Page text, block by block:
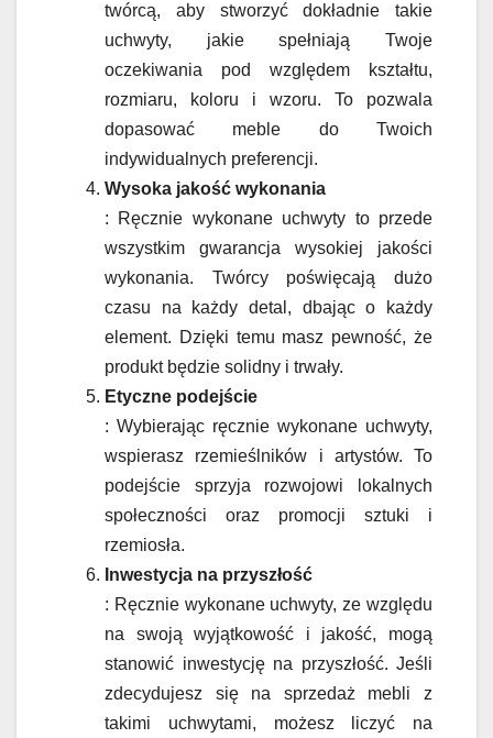
twórcą, aby stworzyć dokładnie takie
uchwyty, jakie spełniają Twoje
oczekiwania pod względem kształtu,
rozmiaru, koloru i wzoru. To pozwala
dopasować meble do Twoich
indywidualnych preferencji.
Wysoka jakość wykonania
: Ręcznie wykonane uchwyty to przede
wszystkim gwarancja wysokiej jakości
wykonania. Twórcy poświęcają dużo
czasu na każdy detal, dbając o każdy
element. Dzięki temu masz pewność, że
produkt będzie solidny i trwały.
Etyczne podejście
: Wybierając ręcznie wykonane uchwyty,
wspierasz rzemieślników i artystów. To
podejście sprzyja rozwojowi lokalnych
społeczności oraz promocji sztuki i
rzemiosła.
Inwestycja na przyszłość
: Ręcznie wykonane uchwyty, ze względu
na swoją wyjątkowość i jakość, mogą
stanowić inwestycję na przyszłość. Jeśli
zdecydujesz się na sprzedaż mebli z
takimi uchwytami, możesz liczyć na